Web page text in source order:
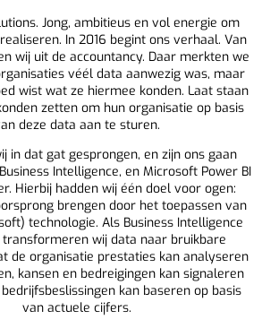
Jong, ambitieus en vol energie om
In 2016 begint ons verhaal. Van
wij uit de accountancy. Daar merkten we
véél data aanwezig was, maar
wist wat ze hiermee konden. Laat staan
zetten om hun organisatie op basis
deze data aan te sturen.
in dat gat gesprongen, en zijn ons gaan
Intelligence, en Microsoft Power BI
Hierbij hadden wij één doel voor ogen:
brengen door het toepassen van
technologie. Als Business Intelligence
wij data naar bruikbare
de organisatie prestaties kan analyseren
kansen en bedreigingen kan signaleren
kan baseren op basis
van actuele cijfers.